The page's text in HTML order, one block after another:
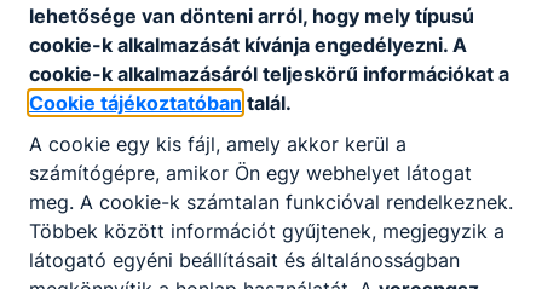
lehetősége van dönteni arról, hogy mely típusú
cookie-k alkalmazását kívánja engedélyezni. A
cookie-k alkalmazásáról teljeskörű információkat a
Cookie tájékoztatóban talál.
A cookie egy kis fájl, amely akkor kerül a
számítógépre, amikor Ön egy webhelyet látogat
meg. A cookie-k számtalan funkcióval rendelkeznek.
Többek között információt gyűjtenek, megjegyzik a
látogató egyéni beállításait és általánosságban